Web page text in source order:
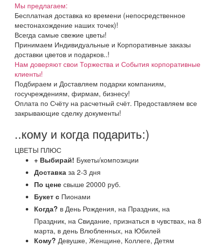
Мы предлагаем:
Бесплатная доставка ко времени (непосредственное
местонахождение наших точек)!
Всегда самые свежие цветы!
Принимаем Индивидуальные и Корпоративные заказы
доставки цветов и подарков..!
Нам доверяют свои Торжества и События корпоративные
клиенты!
Подбираем и Доставляем подарки компаниям,
госучреждениям, фирмам, бизнесу!
Оплата по Счёту на расчетный счёт. Предоставляем все
закрывающие сделку документы!
..кому и когда подарить:)
ЦВЕТЫ ПЛЮС
+ Выбирай! Букеты/композиции
Доставка за 2-3 дня
По цене свыше 20000 руб.
Букет с Пионами
Когда? в День Рождения, на Праздник, на
Праздник, на Свидание, признаться в чувствах, на 8
марта, в день Влюбленных, на Юбилей
Кому? Девушке, Женщине, Коллеге, Детям